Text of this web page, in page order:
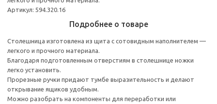
Артикул: 594.320.16
Подробнее о товаре
Столешница изготовлена из щита с сотовидным наполнителем —
легкого и прочного материала.
Благодаря подготовленным отверстиям в столешнице ножки
легко установить.
Прорезные ручки придают тумбе выразительность и делают
открывание ящиков удобным.
Можно разобрать на компоненты для переработки или